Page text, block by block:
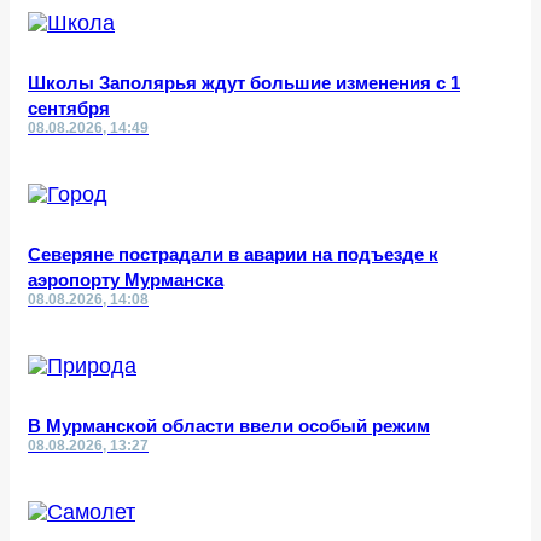
Школы Заполярья ждут большие изменения с 1
сентября
08.08.2026, 14:49
Северяне пострадали в аварии на подъезде к
аэропорту Мурманска
08.08.2026, 14:08
В Мурманской области ввели особый режим
08.08.2026, 13:27